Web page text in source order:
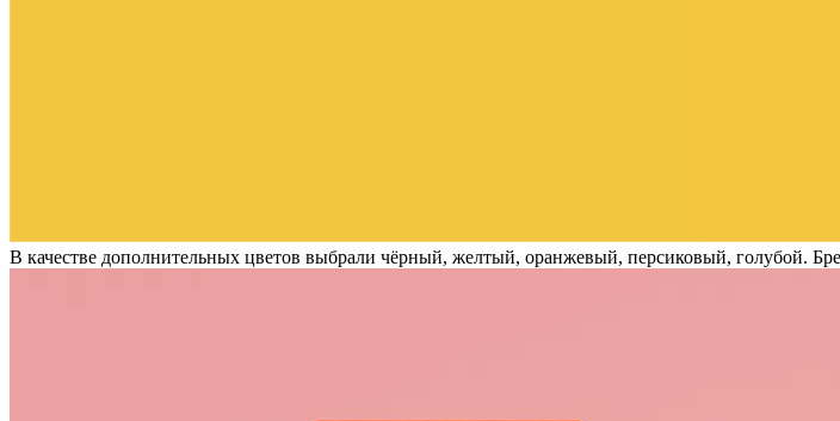
В качестве дополнительных цветов выбрали чёрный, желтый, оранжевый, персиковый, голубой.